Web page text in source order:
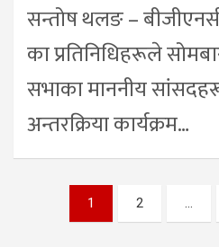
सन्तोष थलङ –
का प्रतिनिधिहरूले
सभाका माननीय
अन्तरक्रिया कार्यक्रम…
pagination
1 2 …